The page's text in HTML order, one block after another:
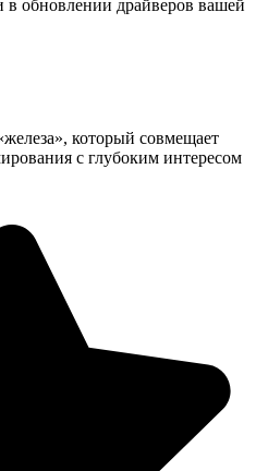
в обновлении драйверов вашей
который совмещает
с глубоким интересом